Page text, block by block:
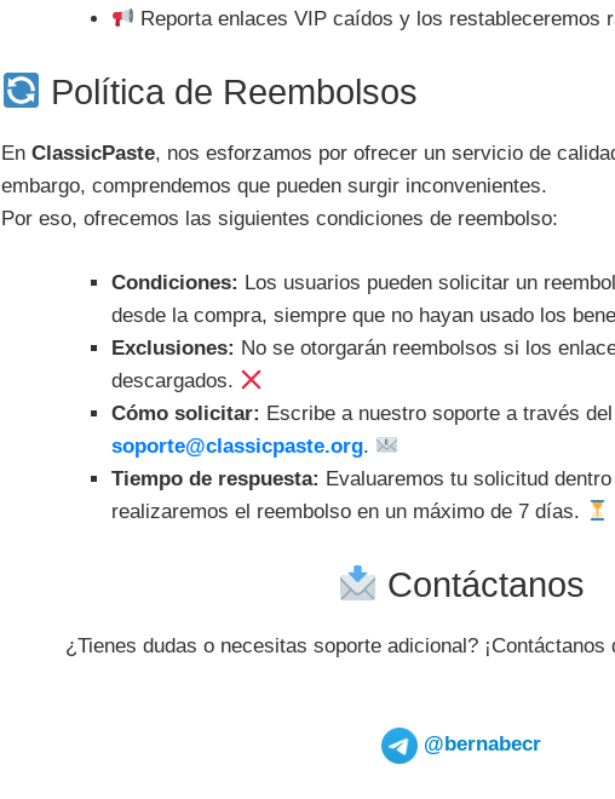
Reporta enlaces VIP caídos y los restableceremos
Política de Reembolsos
En ClassicPaste, nos esforzamos por ofrecer un servicio de
embargo, comprendemos que pueden surgir inconvenientes.
Por eso, ofrecemos las siguientes condiciones de reembolso:
Condiciones: Los usuarios pueden solicitar un
desde la compra, siempre que no hayan usado los
Exclusiones: No se otorgarán reembolsos si los
descargados.
Cómo solicitar: Escribe a nuestro soporte a través
soporte@classicpaste.org.
Tiempo de respuesta: Evaluaremos tu solicitud
realizaremos el reembolso en un máximo de 7 días.
Contáctanos
¿Tienes dudas o necesitas soporte adicional? ¡Contáctanos
@bernabecr